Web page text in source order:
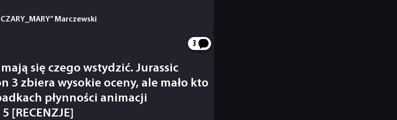
Marczewski
3
się czego wstydzić. Jurassic
3 zbiera wysokie oceny, ale mało kto
płynności animacji
[RECENZJE]